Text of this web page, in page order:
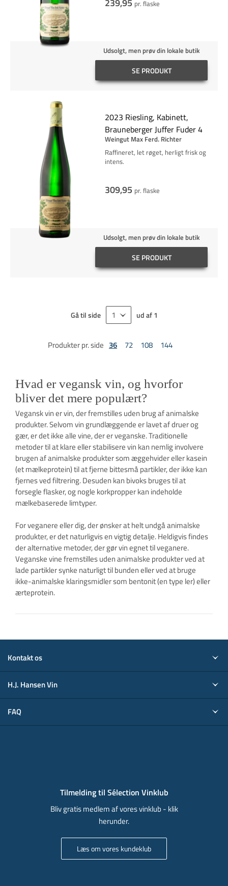
239,95 pr. flaske
Udsolgt, men prøv din lokale butik
SE PRODUKT
2023 Riesling, Kabinett,
Brauneberger Juffer Fuder 4
Weingut Max Ferd. Richter
Raffineret, let røget, herligt frisk og
intens.
309,95 pr. flaske
Udsolgt, men prøv din lokale butik
SE PRODUKT
Gå til side ud af 1
Produkter pr. side 36 72 108 144
Hvad er vegansk vin, og hvorfor
bliver det mere populært?
Vegansk vin er vin, der fremstilles uden brug af animalske
produkter. Selvom vin grundlæggende er lavet af druer og
gær, er det ikke alle vine, der er veganske. Traditionelle
metoder til at klare eller stabilisere vin kan nemlig involvere
brugen af animalske produkter som æggehvider eller kasein
(et mælkeprotein) til at fjerne bittesmå partikler, der ikke kan
fjernes ved filtrering. Desuden kan bivoks bruges til at
forsegle flasker, og nogle korkpropper kan indeholde
mælkebaserede limtyper.
For veganere eller dig, der ønsker at helt undgå animalske
produkter, er det naturligvis en vigtig detalje. Heldigvis findes
der alternative metoder, der gør vin egnet til veganere.
Veganske vine fremstilles uden animalske produkter ved at
lade partikler synke naturligt til bunden eller ved at bruge
ikke-animalske klaringsmidler som bentonit (en type ler) eller
ærteprotein.
Kontakt os
H.J. Hansen Vin
FAQ
Tilmelding til Sélection Vinklub
Bliv gratis medlem af vores vinklub - klik
herunder.
Læs om vores kundeklub